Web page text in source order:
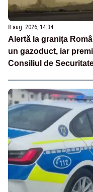
8 aug. 2026, 14:34
Alertă la granița
un gazoduct, iar
Consiliul de